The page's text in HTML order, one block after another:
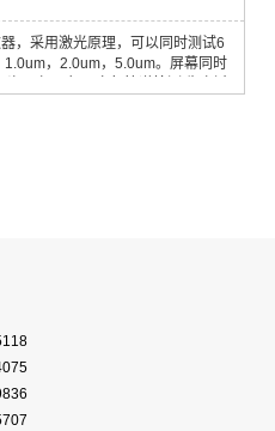
，采用激光原理，可以同时测试6
，2.0um，5.0um。屏幕同时